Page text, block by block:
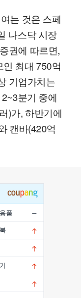
는 것은 스페
나스닥 시장
권에 따르면,
최대 750억
기업가치는
분기 중에
)가, 하반기에
캔바(420억